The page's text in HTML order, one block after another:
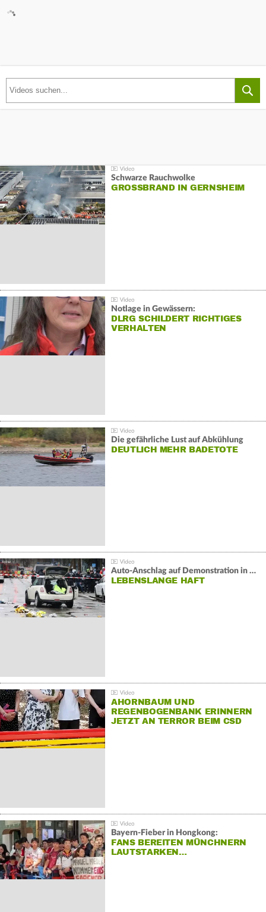
Schwarze Rauchwolke
GROSSBRAND IN GERNSHEIM
Notlage in Gewässern:
DLRG SCHILDERT RICHTIGES
VERHALTEN
Die gefährliche Lust auf Abkühlung
DEUTLICH MEHR BADETOTE
Auto-Anschlag auf Demonstration in München:
LEBENSLANGE HAFT
AHORNBAUM UND
REGENBOGENBANK ERINNERN
JETZT AN TERROR BEIM CSD
Bayern-Fieber in Hongkong:
FANS BEREITEN MÜNCHNERN
LAUTSTARKEN…